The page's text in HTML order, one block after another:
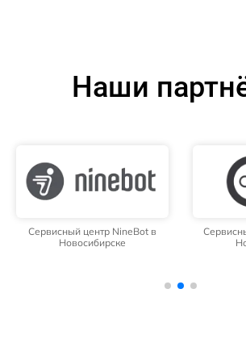
Наши
Сервисный центр NineBot в
Новосибирске